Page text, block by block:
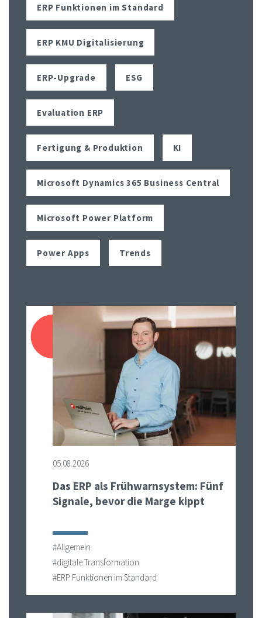
ERP Funktionen im Standard
ERP KMU Digitalisierung
ERP-Upgrade ESG
Evaluation ERP
Fertigung & Produktion KI
Microsoft Dynamics 365 Business Central
Microsoft Power Platform
Power Apps Trends
05.08.2026
Das ERP als Frühwarnsystem: Fünf
Signale, bevor die Marge kippt
#Allgemein
#digitale Transformation
#ERP Funktionen im Standard